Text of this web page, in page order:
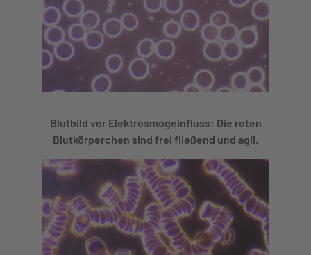
Blutbild vor Elektrosmogeinfluss: Die roten
Blutkörperchen sind frei fließend und agil.